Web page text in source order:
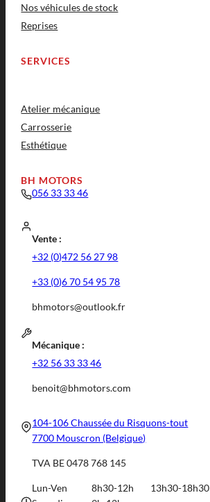
Nos véhicules de stock
Reprises
SERVICES
Atelier mécanique
Carrosserie
Esthétique
BH MOTORS
056 33 33 46
Vente :
+32 (0)472 56 27 98
+33 (0)6 70 54 95 78
bhmotors@outlook.fr
Mécanique :
+32 56 33 33 46
benoit@bhmotors.com
104-106 Chaussée du Risquons-tout
7700 Mouscron (Belgique)
TVA BE 0478 768 145
Lun-Ven 8h30-12h
13h30-18h30